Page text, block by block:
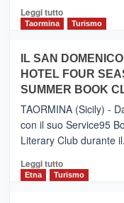
e
Zanzibar
da
Neos
Leggi tuttoLeggi
PIEDIMONTE
ETNEO
–
Meta
turistica
privilegiata
secondo
dati
di
Taormina Turismo
IL SAN
HOTEL FOUR
SUMMER BOOK
TAORMINA (Sicily) -
con il suo Service95
Literary Club durante
Leggi tuttoLeggi
di
Etna Turismo